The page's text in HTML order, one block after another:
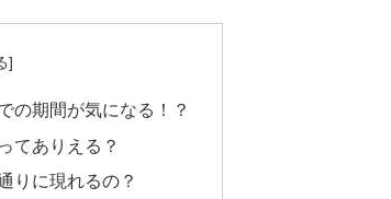
の期間が気になる！？
てありえる？
りに現れるの？